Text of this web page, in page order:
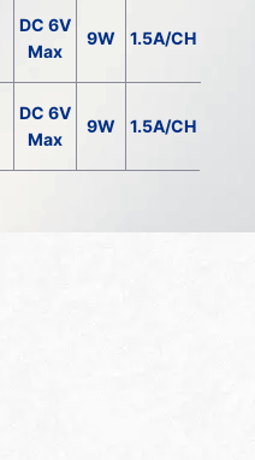
DC 6V
Max
9W 1.5A/CH
DC 6V
Max
9W 1.5A/CH